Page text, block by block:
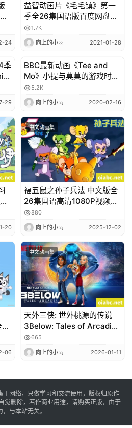
24
益智动画片《毛毛镇》第一
季全26集国语版百度网盘免
费下载
1.7K
向上的小雨 2021-01-28
季
29
3-6岁动画
BBC最新动画《Tee and
Mo》小提与莫莫的游戏时间,
中文版及英文版，一起重温
那些温暖的亲子时光！
5.2K
向上的小雨 2020-02-16
20
中文动画集
福五鼠之孙子兵法 中文版全
26集国语高清1080P视频
MP4网盘下载
880
向上的小雨 2025-12-02
06
中文动画集
天外三侠: 世外桃源的传说
3Below: Tales of Arcadia
中文版第1/2季全26集高清
1080P
665
向上的小雨 2026-01-11
于网络，只做学习和交流使用，版权归原作
觉删除，若作商业用途，请购买正版，由于
与本站无关。